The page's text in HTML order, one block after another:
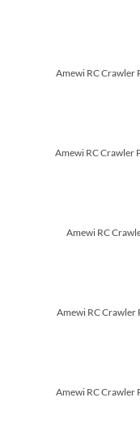
Amewi RC Crawler
Amewi RC Crawler
Amewi RC
Amewi RC Crawler
Amewi RC Crawler